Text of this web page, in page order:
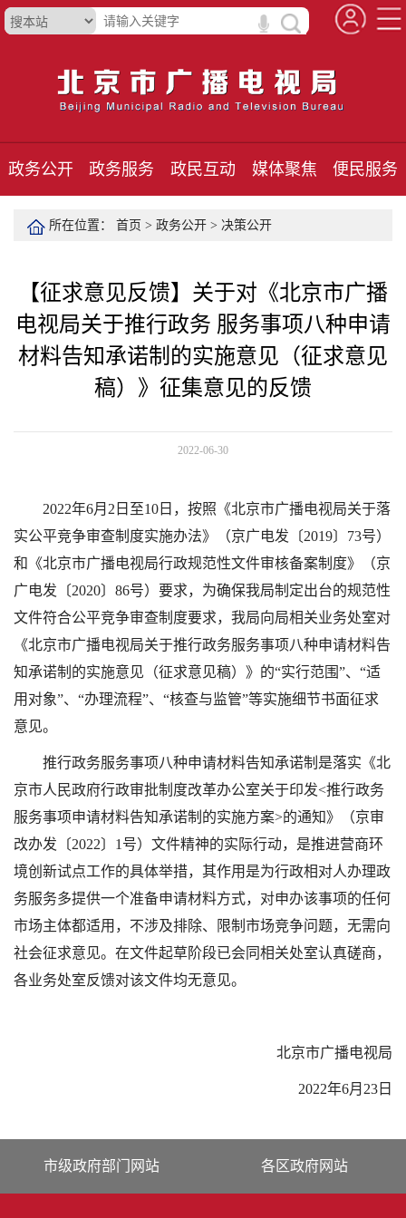
政务公开 政务服务 政民互动 媒体聚焦 便民服务
所在位置： 首页 > 政务公开 > 决策公开
【征求意见反馈】关于对《北京市广播
电视局关于推行政务 服务事项八种申请
材料告知承诺制的实施意见（征求意见
稿）》征集意见的反馈
2022-06-30
2022年6月2日至10日，按照《北京市广播电视局关于落
实公平竞争审查制度实施办法》（京广电发〔2019〕73号）
和《北京市广播电视局行政规范性文件审核备案制度》（京
广电发〔2020〕86号）要求，为确保我局制定出台的规范性
文件符合公平竞争审查制度要求，我局向局相关业务处室对
《北京市广播电视局关于推行政务服务事项八种申请材料告
知承诺制的实施意见（征求意见稿）》的“实行范围”、“适
用对象”、“办理流程”、“核查与监管”等实施细节书面征求
意见。
推行政务服务事项八种申请材料告知承诺制是落实《北
京市人民政府行政审批制度改革办公室关于印发<推行政务
服务事项申请材料告知承诺制的实施方案>的通知》（京审
改办发〔2022〕1号）文件精神的实际行动，是推进营商环
境创新试点工作的具体举措，其作用是为行政相对人办理政
务服务多提供一个准备申请材料方式，对申办该事项的任何
市场主体都适用，不涉及排除、限制市场竞争问题，无需向
社会征求意见。在文件起草阶段已会同相关处室认真磋商，
各业务处室反馈对该文件均无意见。
北京市广播电视局
2022年6月23日
市级政府部门网站 各区政府网站